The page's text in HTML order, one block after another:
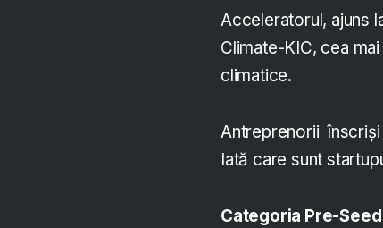
Acceleratorul, ajuns
Climate-KIC, cea
climatice.
Antreprenorii înscriși
Iată care sunt
Categoria Pre-